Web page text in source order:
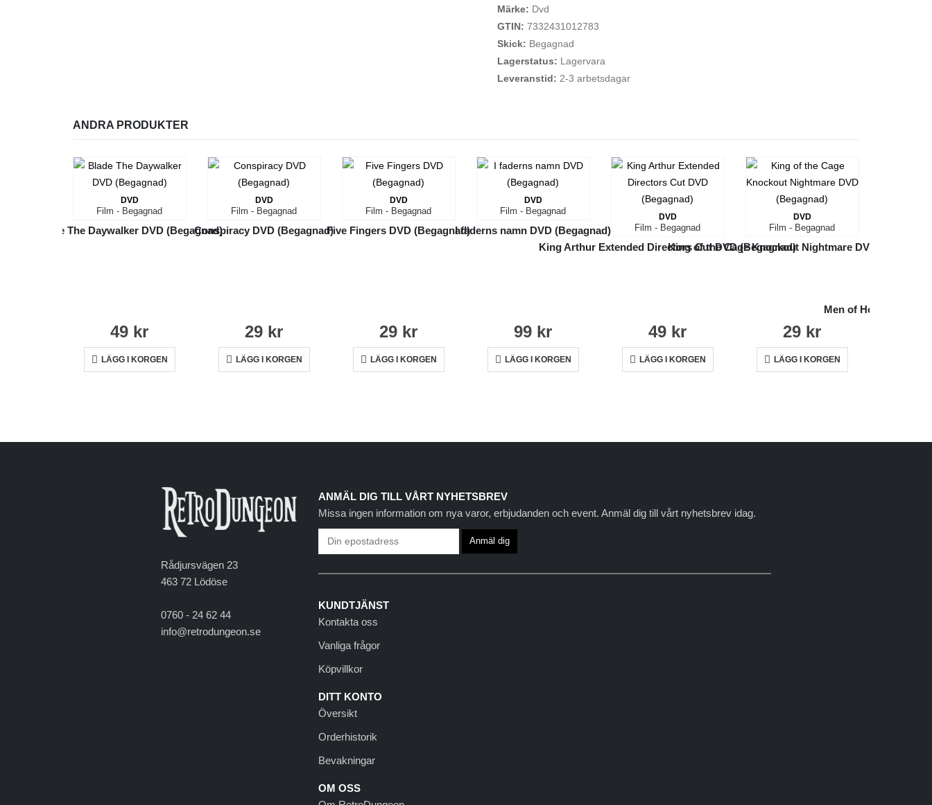
Märke: Dvd
GTIN: 7332431012783
Skick: Begagnad
Lagerstatus: Lagervara
Leveranstid: 2-3 arbetsdagar
ANDRA PRODUKTER
DVD
Film - Begagnad
Blade The Daywalker DVD (Begagnad)
49 kr
LÄGG I KORGEN
DVD
Film - Begagnad
Conspiracy DVD (Begagnad)
29 kr
LÄGG I KORGEN
DVD
Film - Begagnad
Five Fingers DVD (Begagnad)
29 kr
LÄGG I KORGEN
DVD
Film - Begagnad
I faderns namn DVD (Begagnad)
99 kr
LÄGG I KORGEN
DVD
Film - Begagnad
King Arthur Extended Directors Cut DVD (Begagnad)
49 kr
LÄGG I KORGEN
DVD
Film - Begagnad
King of the Cage Knockout Nightmare DVD
29 kr
LÄGG I KORGEN
Men of Honor
Rådjursvägen 23
463 72 Lödöse
0760 - 24 62 44
info@retrodungeon.se
ANMÄL DIG TILL VÅRT NYHETSBREV
Missa ingen information om nya varor, erbjudanden och event. Anmäl dig till vårt nyhetsbrev idag.
KUNDTJÄNST
Kontakta oss
Vanliga frågor
Köpvillkor
DITT KONTO
Översikt
Orderhistorik
Bevakningar
OM OSS